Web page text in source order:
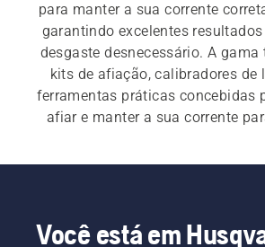
para manter a sua corrente
garantindo excelentes
desgaste desnecessário. A
kits de afiação, calibradores de
ferramentas práticas concebidas
afiar e manter a sua corrente
Você está em